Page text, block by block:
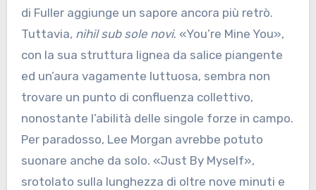
di Fuller aggiunge un sapore ancora più retrò.
Tuttavia, nihil sub sole novi. «You’re Mine You»,
con la sua struttura lignea da salice piangente
ed un’aura vagamente luttuosa, sembra non
trovare un punto di confluenza collettivo,
nonostante l’abilità delle singole forze in campo.
Per paradosso, Lee Morgan avrebbe potuto
suonare anche da solo. «Just By Myself»,
srotolato sulla lunghezza di oltre nove minuti e